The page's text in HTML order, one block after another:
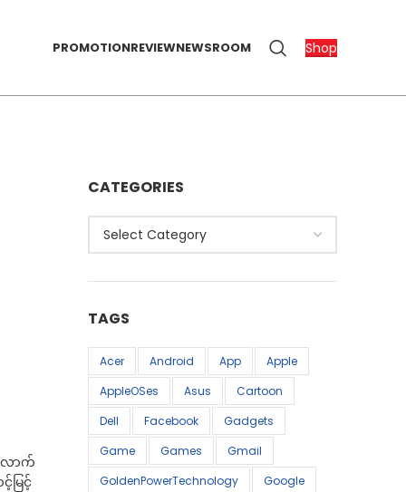
PROMOTIONREVIEWNEWSROOM Shop
ောက်
မြင့်
CATEGORIES
Categories
TAGS
Acer Android App
Apple
AppleOSes
Asus
Cartoon
Dell
Facebook
Gadgets
Game
Games
Gmail
GoldenPowerTechnology
Google